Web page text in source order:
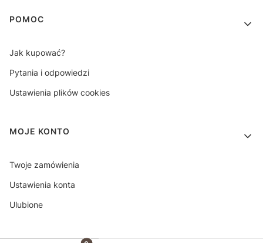
POMOC
Jak kupować?
Pytania i odpowiedzi
Ustawienia plików cookies
MOJE KONTO
Twoje zamówienia
Ustawienia konta
Ulubione